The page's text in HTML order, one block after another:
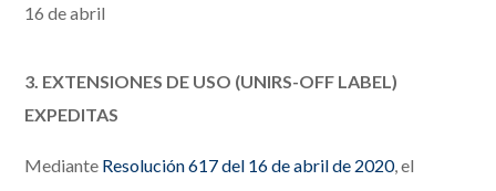
16 de abril
3. EXTENSIONES DE USO (UNIRS-OFF LABEL)
EXPEDITAS
Mediante Resolución 617 del 16 de abril de 2020, el